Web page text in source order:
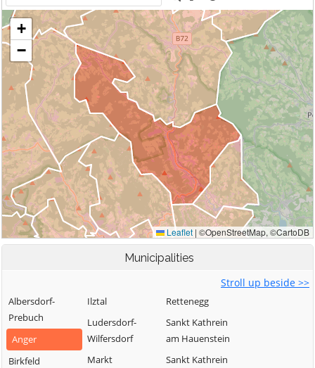
Municipalities
Stroll up beside >>
Albersdorf-
Prebuch
Anger
Birkfeld
Ilztal
Ludersdorf-
Wilfersdorf
Markt
Rettenegg
Sankt Kathrein
am Hauenstein
Sankt Kathrein